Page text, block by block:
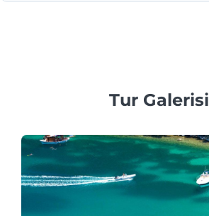
Tur Galerisi